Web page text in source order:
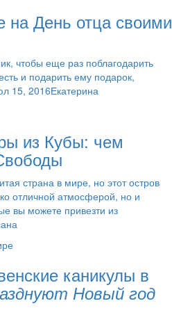
на День отца своими
чтобы еще раз поблагодарить
и подарить ему подарок,
15, 2016Екатерина
из Кубы: чем
страна в мире, но этот остров
отличной атмосферой, но и
вы можете привезти из
каникулы в
Новый год